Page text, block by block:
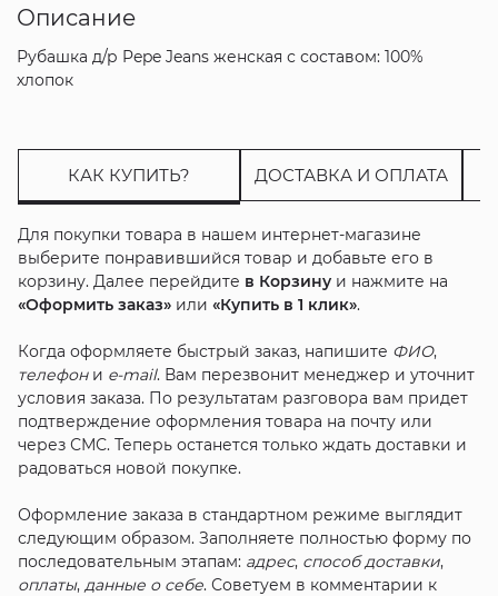
Описание
Рубашка д/р Pepe Jeans женская с составом: 100%
хлопок
КАК КУПИТЬ? ДОСТАВКА И ОПЛАТА
Для покупки товара в нашем интернет-магазине
выберите понравившийся товар и добавьте его в
корзину. Далее перейдите в Корзинуи нажмите на
«Оформить заказ»или «Купить в 1 клик».
Когда оформляете быстрый заказ, напишите ФИО,
телефони e-mail. Вам перезвонит менеджер и уточнит
условия заказа. По результатам разговора вам придет
подтверждение оформления товара на почту или
через СМС. Теперь останется только ждать доставки и
радоваться новой покупке.
Оформление заказа в стандартном режиме выглядит
следующим образом. Заполняете полностью форму по
последовательным этапам: адрес, способ доставки,
оплаты, данные о себе. Советуем в комментарии к